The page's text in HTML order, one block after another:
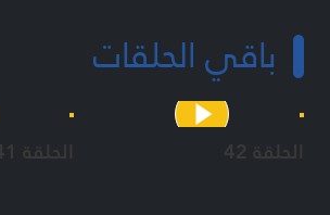
باقي الحلقات
الحلقة 42 الحلقة 41